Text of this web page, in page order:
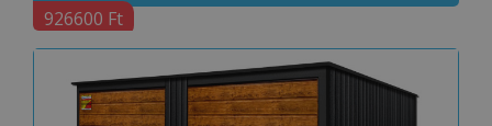
926600 Ft